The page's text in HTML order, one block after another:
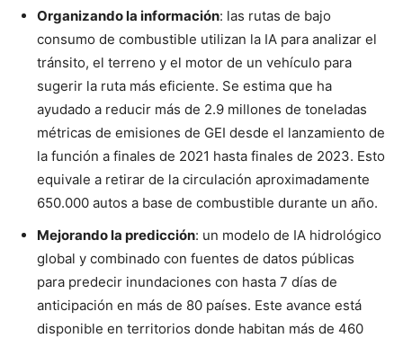
Organizando la información: las rutas de bajo
consumo de combustible utilizan la IA para analizar el
tránsito, el terreno y el motor de un vehículo para
sugerir la ruta más eficiente. Se estima que ha
ayudado a reducir más de 2.9 millones de toneladas
métricas de emisiones de GEI desde el lanzamiento de
la función a finales de 2021 hasta finales de 2023. Esto
equivale a retirar de la circulación aproximadamente
650.000 autos a base de combustible durante un año.
Mejorando la predicción: un modelo de IA hidrológico
global y combinado con fuentes de datos públicas
para predecir inundaciones con hasta 7 días de
anticipación en más de 80 países. Este avance está
disponible en territorios donde habitan más de 460